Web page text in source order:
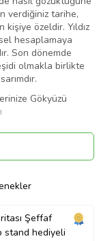
verdiğiniz tarihe,
özeldir. Yıldız
hesaplamaya
Son dönemde
olmakla birlikte
Gökyüzü
benzersiz hediye
mutlu
Haritası
ve ahşap stand
ve kırılmaz )
Şeffaf
stand hediyeli